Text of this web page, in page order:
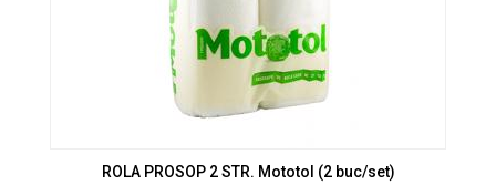
ROLA PROSOP 2 STR. Mototol (2 buc/set)